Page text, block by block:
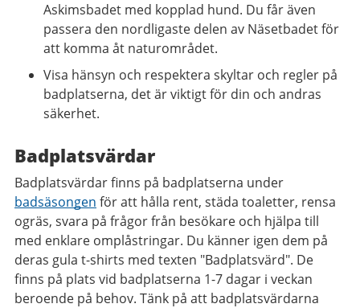
Askimsbadet med kopplad hund. Du får även
passera den nordligaste delen av Näsetbadet för
att komma åt naturområdet.
Visa hänsyn och respektera skyltar och regler på
badplatserna, det är viktigt för din och andras
säkerhet.
Badplatsvärdar
Badplatsvärdar finns på badplatserna under
badsäsongen för att hålla rent, städa toaletter, rensa
ogräs, svara på frågor från besökare och hjälpa till
med enklare omplåstringar. Du känner igen dem på
deras gula t-shirts med texten "Badplatsvärd". De
finns på plats vid badplatserna 1-7 dagar i veckan
beroende på behov. Tänk på att badplatsvärdarna